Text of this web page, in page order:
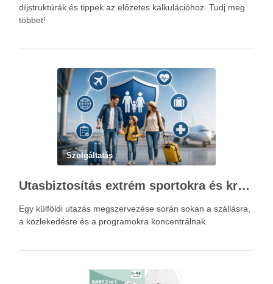
díjstruktúrák és tippek az előzetes kalkulációhoz. Tudj meg
többet!
Szolgáltatás
Utasbiztosítás extrém sportokra és krónikus betegségek esetén: mire figyelj utazás előtt?
Egy külföldi utazás megszervezése során sokan a szállásra,
a közlekedésre és a programokra koncentrálnak.